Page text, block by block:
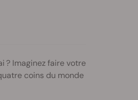
? Imaginez faire votre
coins du monde